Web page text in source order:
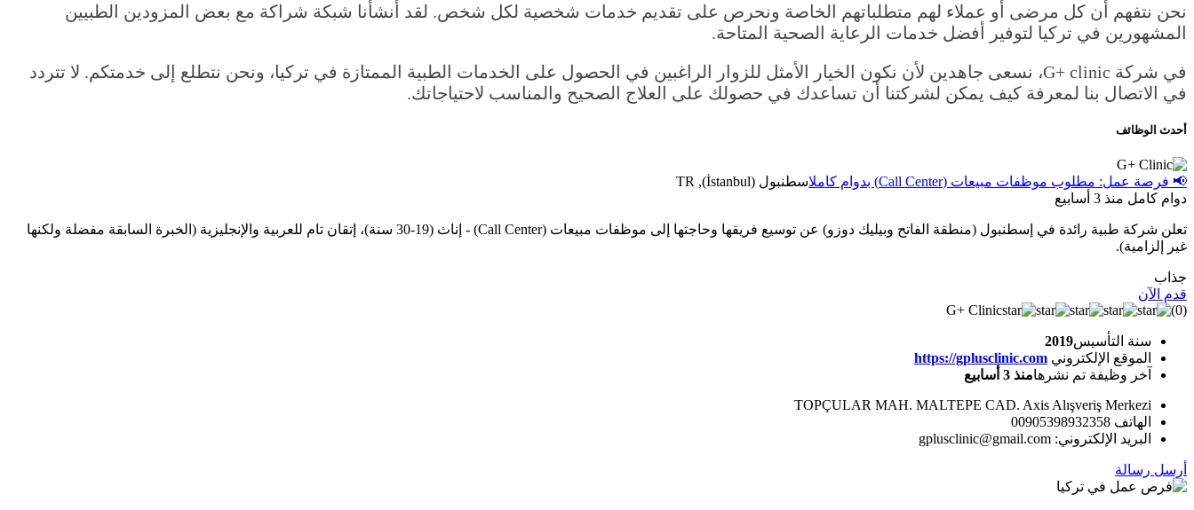
نحن نتفهم أن كل مرضى أو عملاء لهم متطلباتهم الخاصة ونحرص على تقديم خدمات شخصية لكل شخص. لقد أنشأنا شبكة شراكة مع بعض المزودين الطبيين
المشهورين في تركيا لتوفير أفضل خدمات الرعاية الصحية المتاحة.
في شركة G+ clinic، نسعى جاهدين لأن نكون الخيار الأمثل للزوار الراغبين في الحصول على الخدمات الطبية الممتازة في تركيا، ونحن نتطلع إلى خدمتكم. لا تتردد
في الاتصال بنا لمعرفة كيف يمكن لشركتنا أن تساعدك في حصولك على العلاج الصحيح والمناسب لاحتياجاتك.
أحدث الوظائف
📢 فرصة عمل: مطلوب موظفات مبيعات (Call Center) بدوام كامل
اسطنبول (İstanbul), TR
دوام كامل منذ 3 أسابيع
تعلن شركة طبية رائدة في إسطنبول (منطقة الفاتح وبيليك دوزو) عن توسيع فريقها وحاجتها إلى موظفات مبيعات (Call Center) - إناث (19-30 سنة)، إتقان تام للعربية والإنجليزية (الخبرة السابقة مفضلة ولكنها
غير إلزامية).
جذاب
قدم الآن
G+ Clinic
(0)
سنة التأسيس2019
الموقع الإلكتروني https://gplusclinic.com
آخر وظيفة تم نشرهامنذ 3 أسابيع
TOPÇULAR MAH. MALTEPE CAD. Axis Alışveriş Merkezi
الهاتف 00905398932358
البريد الإلكتروني: gplusclinic@gmail.com
أرسل رسالة